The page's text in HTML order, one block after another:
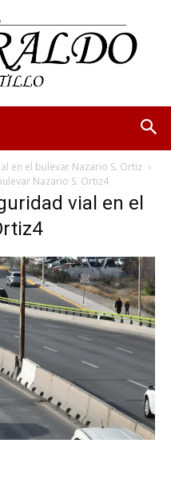
en el bulevar Nazario S. Ortiz
Nazario S. Ortiz4
vial en el